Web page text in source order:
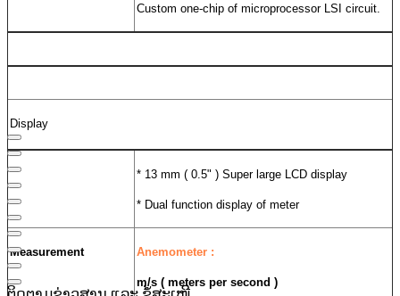
Custom one-chip of microprocessor LSI circuit.
Display
* 13 mm ( 0.5" ) Super large LCD display
* Dual function display of meter
Measurement Anemometer :
m/s ( meters per second )